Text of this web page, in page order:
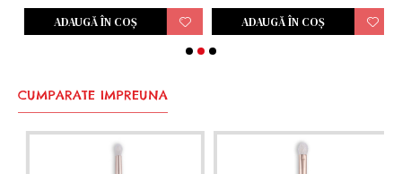
ADAUGĂ ÎN COŞ ADAUGĂ ÎN COŞ
CUMPARATE IMPREUNA